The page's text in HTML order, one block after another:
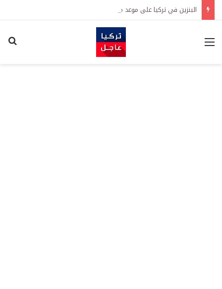
البنزين في تركيا على موعد مع زيادة جديدة.. كم سترتفع الأسعار؟
القائمة